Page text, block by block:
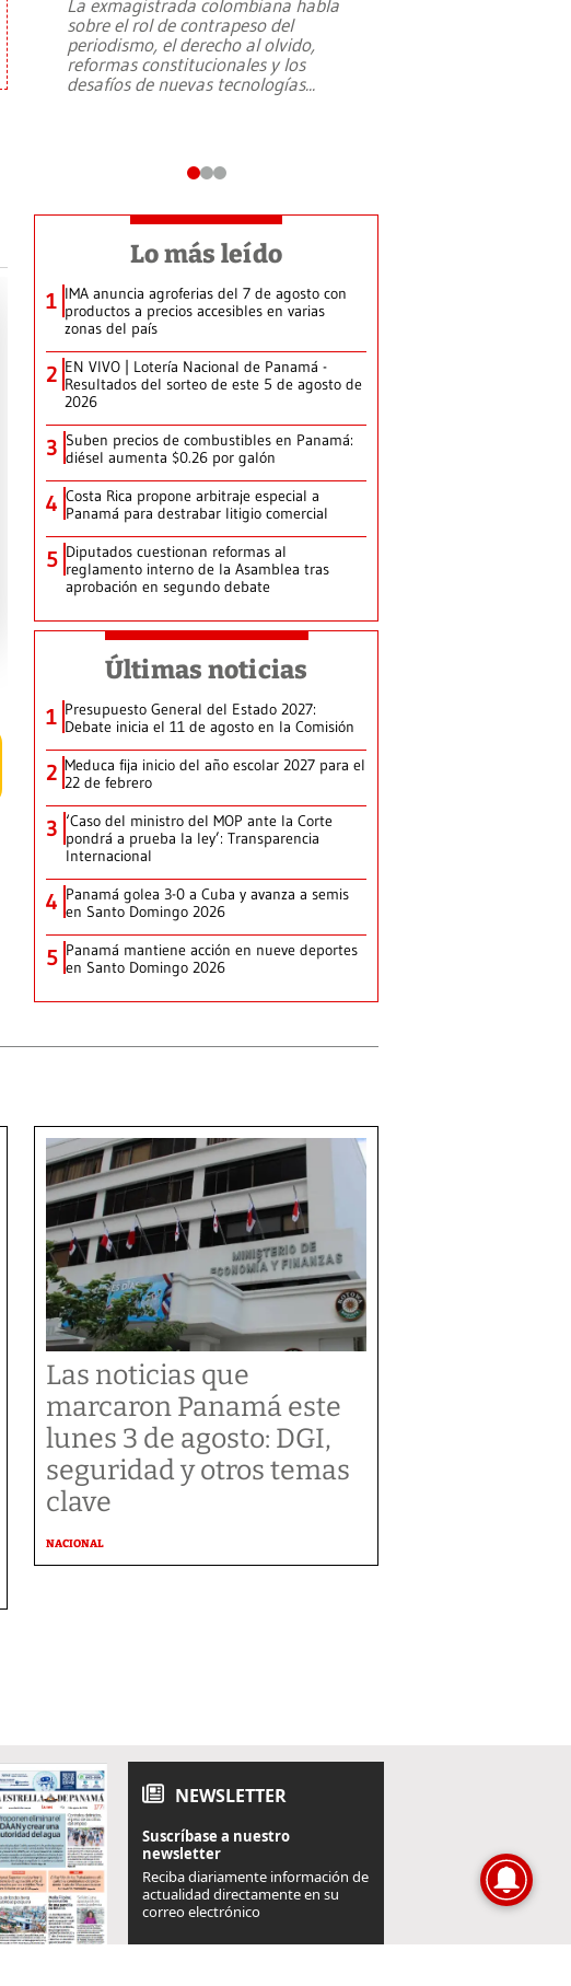
sobre el rol de contrapeso del
periodismo, el derecho al olvido,
reformas constitucionales y los
desafíos de nuevas tecnologías...
Lo más leído
1 IMA anuncia agroferias del 7 de agosto con
productos a precios accesibles en varias
zonas del país
2 EN VIVO | Lotería Nacional de Panamá -
Resultados del sorteo de este 5 de agosto de
2026
3 Suben precios de combustibles en Panamá:
diésel aumenta $0.26 por galón
4 Costa Rica propone arbitraje especial a
Panamá para destrabar litigio comercial
5 Diputados cuestionan reformas al
reglamento interno de la Asamblea tras
aprobación en segundo debate
Últimas noticias
1 Presupuesto General del Estado 2027:
Debate inicia el 11 de agosto en la Comisión
2 Meduca fija inicio del año escolar 2027 para el
22 de febrero
3 ‘Caso del ministro del MOP ante la Corte
pondrá a prueba la ley’: Transparencia
Internacional
4 Panamá golea 3-0 a Cuba y avanza a semis
en Santo Domingo 2026
5 Panamá mantiene acción en nueve deportes
en Santo Domingo 2026
Las noticias que
marcaron Panamá este
lunes 3 de agosto: DGI,
seguridad y otros temas
clave
NACIONAL
NEWSLETTER
Suscríbase a nuestro
newsletter
Reciba diariamente información de
actualidad directamente en su
correo electrónico